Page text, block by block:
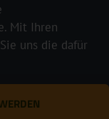
Mit Ihren
uns die dafür